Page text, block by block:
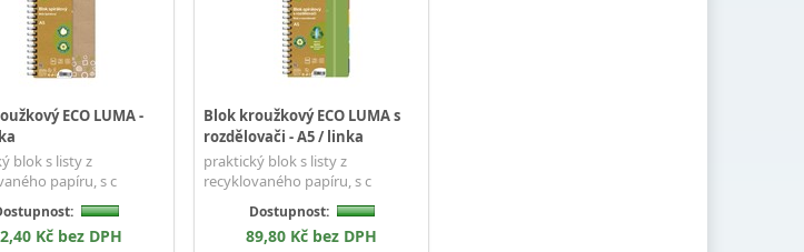
ECO LUMA -
blok s listy z
papíru, s c
Kč bez DPH
Blok kroužkový ECO LUMA s
rozdělovači - A5 / linka
praktický blok s listy z
recyklovaného papíru, s c
Dostupnost:
89,80 Kč bez DPH